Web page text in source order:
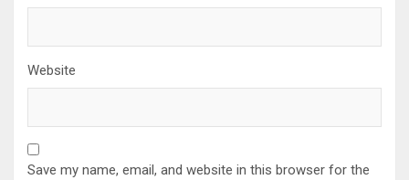
Website
Save my name, email, and website in this browser for the